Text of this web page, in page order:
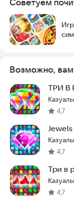
Дети — развивают
Взрослые —
Пожилые —
Три в ряд —
подойдёт для всей
Связь с
Возможно,
ТРИ В
4,7
4,7
Три в
4,7